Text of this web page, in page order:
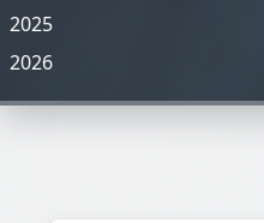
2025
2026